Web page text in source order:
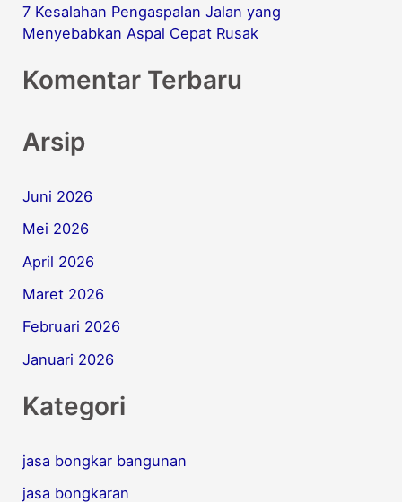
7 Kesalahan Pengaspalan Jalan yang
Menyebabkan Aspal Cepat Rusak
Komentar Terbaru
Arsip
Juni 2026
Mei 2026
April 2026
Maret 2026
Februari 2026
Januari 2026
Kategori
jasa bongkar bangunan
jasa bongkaran